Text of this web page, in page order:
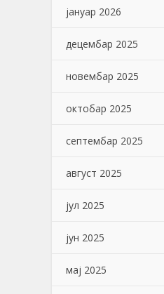
јануар 2026
децембар 2025
новембар 2025
октобар 2025
септембар 2025
август 2025
јул 2025
јун 2025
мај 2025